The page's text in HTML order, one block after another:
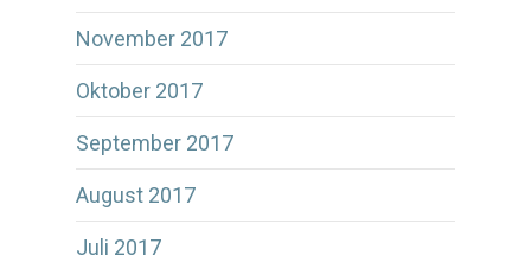
November 2017
Oktober 2017
September 2017
August 2017
Juli 2017